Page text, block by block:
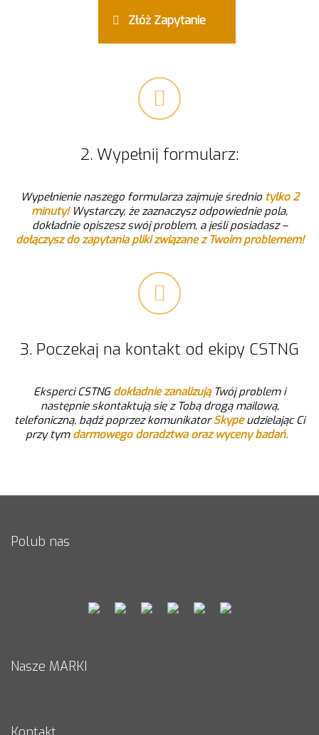
Złóż Zapytanie
2. Wypełnij formularz:
Wypełnienie naszegoformularza zajmuje średnio tylko 2
minuty! Wystarczy, że zaznaczysz odpowiednie pola,
dokładnie opiszesz swój problem, a jeśli posiadasz –
dołączysz do zapytania pliki związane z Twoim problemem!
3. Poczekaj na kontakt od ekipy CSTNG
Eksperci CSTNG dokładnie zanalizująTwój problem i
następnie skontaktują się z Tobą drogą mailową,
telefoniczną, bądź poprzez komunikatorSkypeudzielając Ci
przy tym darmowego doradztwa oraz wyceny badań.
Polub nas
Nasze MARKI